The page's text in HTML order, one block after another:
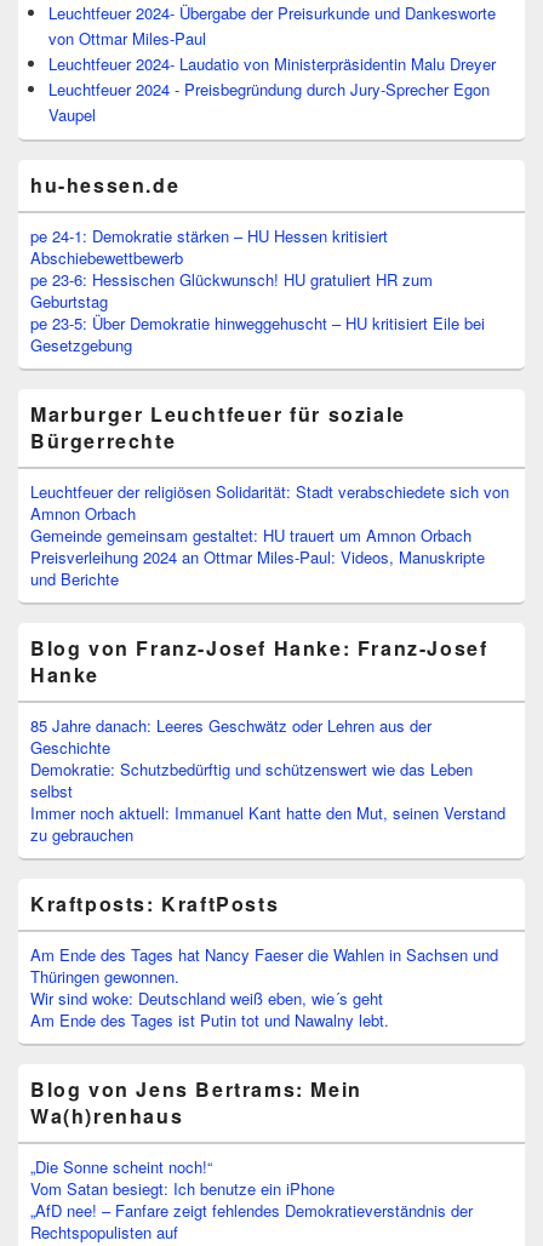
Leuchtfeuer 2024- Übergabe der Preisurkunde und Dankesworte
von Ottmar Miles-Paul
Leuchtfeuer 2024- Laudatio von Ministerpräsidentin Malu Dreyer
Leuchtfeuer 2024 - Preisbegründung durch Jury-Sprecher Egon
Vaupel
hu-hessen.de
pe 24-1: Demokratie stärken – HU Hessen kritisiert
Abschiebewettbewerb
pe 23-6: Hessischen Glückwunsch! HU gratuliert HR zum
Geburtstag
pe 23-5: Über Demokratie hinweggehuscht – HU kritisiert Eile bei
Gesetzgebung
Marburger Leuchtfeuer für soziale
Bürgerrechte
Leuchtfeuer der religiösen Solidarität: Stadt verabschiedete sich von
Amnon Orbach
Gemeinde gemeinsam gestaltet: HU trauert um Amnon Orbach
Preisverleihung 2024 an Ottmar Miles-Paul: Videos, Manuskripte
und Berichte
Blog von Franz-Josef Hanke: Franz-Josef
Hanke
85 Jahre danach: Leeres Geschwätz oder Lehren aus der
Geschichte
Demokratie: Schutzbedürftig und schützenswert wie das Leben
selbst
Immer noch aktuell: Immanuel Kant hatte den Mut, seinen Verstand
zu gebrauchen
Kraftposts: KraftPosts
Am Ende des Tages hat Nancy Faeser die Wahlen in Sachsen und
Thüringen gewonnen.
Wir sind woke: Deutschland weiß eben, wie´s geht
Am Ende des Tages ist Putin tot und Nawalny lebt.
Blog von Jens Bertrams: Mein
Wa(h)renhaus
„Die Sonne scheint noch!“
Vom Satan besiegt: Ich benutze ein iPhone
„AfD nee! – Fanfare zeigt fehlendes Demokratieverständnis der
Rechtspopulisten auf